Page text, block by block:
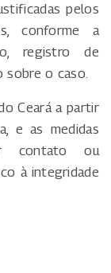
pelos
conforme a
registro de
sobre o caso.
Ceará a partir
e as medidas
contato ou
à integridade